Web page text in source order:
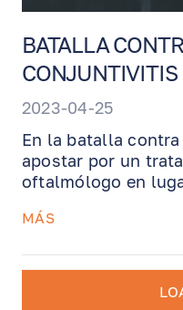
BATALLA
CONJUNTIVITIS
2023-04-25
En la batalla
apostar por un
oftalmólogo en
decida que tiene
esperar a que se
MÁS